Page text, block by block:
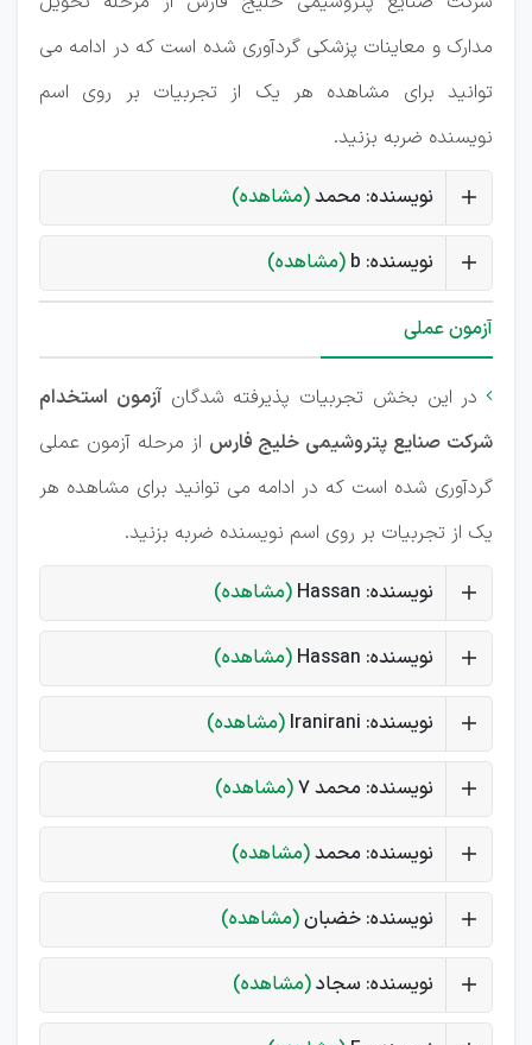
مدارک و معاینات پزشکی گردآوری شده است که در ادامه می
توانید برای مشاهده هر یک از تجربیات بر روی اسم
نویسنده ضربه بزنید.
نویسنده: محمد(مشاهده)
نویسنده: b (مشاهده)
آزمون عملی
 در این بخش تجربیات پذیرفته شدگانآزمون استخدام
شرکت صنایع پتروشیمی خلیج فارس از مرحله آزمون عملی
گردآوری شده است که در ادامه می توانید برای مشاهده هر
یک از تجربیات بر روی اسم نویسنده ضربه بزنید.
نویسنده: Hassan (مشاهده)
نویسنده: Hassan (مشاهده)
نویسنده: Iranirani (مشاهده)
نویسنده: محمد 7 (مشاهده)
نویسنده: محمد(مشاهده)
نویسنده: خضبان(مشاهده)
نویسنده: سجاد(مشاهده)